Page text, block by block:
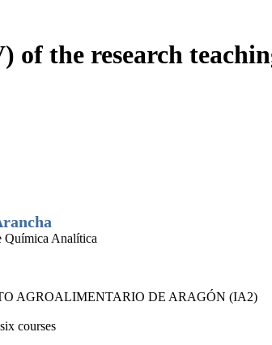
of the research
Química Analítica
AGROALIMENTARIO DE ARAGÓN (IA2)
courses